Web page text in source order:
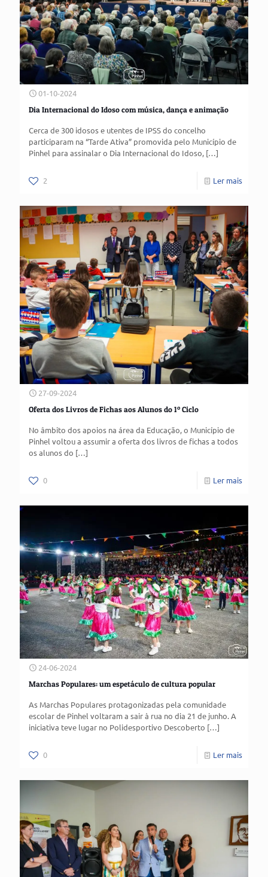
01-10-2024
Dia Internacional do Idoso com música, dança e animação
Cerca de 300 idosos e utentes de IPSS do concelho
participaram na “Tarde Ativa” promovida pelo Município de
Pinhel para assinalar o Dia Internacional do Idoso, […]
2 Ler mais
27-09-2024
Oferta dos Livros de Fichas aos Alunos do 1º Ciclo
No âmbito dos apoios na área da Educação, o Município de
Pinhel voltou a assumir a oferta dos livros de fichas a todos
os alunos do […]
0 Ler mais
24-06-2024
Marchas Populares: um espetáculo de cultura popular
As Marchas Populares protagonizadas pela comunidade
escolar de Pinhel voltaram a sair à rua no dia 21 de junho. A
iniciativa teve lugar no Polidesportivo Descoberto […]
0 Ler mais